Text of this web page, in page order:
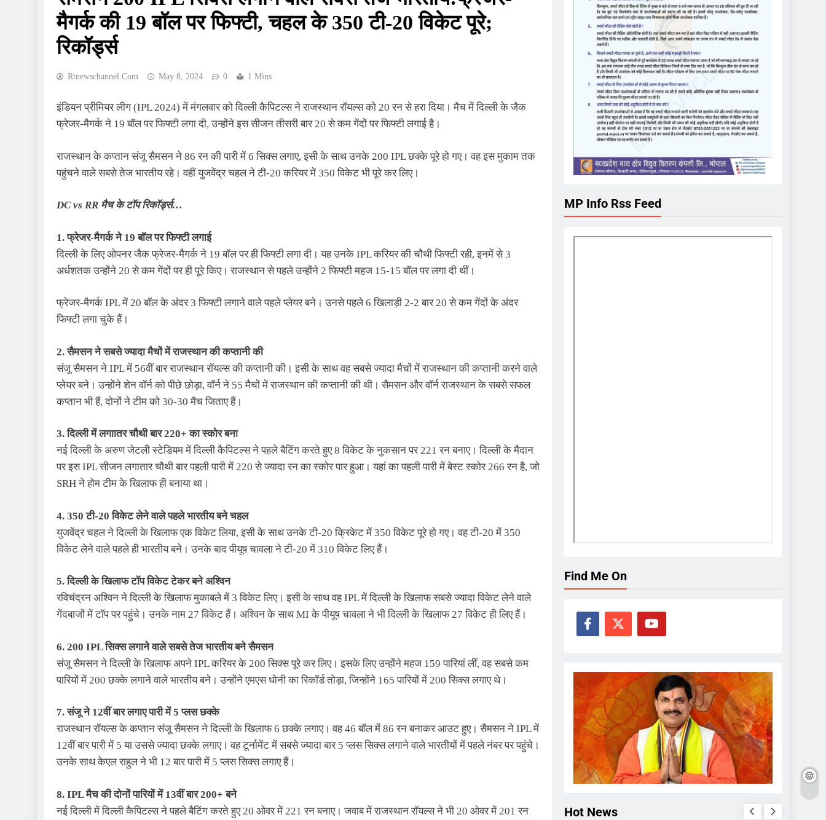
मैगर्क की 19 बॉल पर फिफ्टी, चहल के 350 टी-20 विकेट पूरे;
रिकॉर्ड्स
Rtnewschannel.com May 8, 2024 0 1 Mins
इंडियन प्रीमियर लीग (IPL 2024) में मंगलवार को दिल्ली कैपिटल्स ने राजस्थान रॉयल्स को 20 रन से हरा दिया। मैच में दिल्ली के जैक
फ्रेजर-मैगर्क ने 19 बॉल पर फिफ्टी लगा दी, उन्होंने इस सीजन तीसरी बार 20 से कम गेंदों पर फिफ्टी लगाई है।
राजस्थान के कप्तान संजू सैमसन ने 86 रन की पारी में 6 सिक्स लगाए, इसी के साथ उनके 200 IPL छक्के पूरे हो गए। वह इस मुकाम तक
पहुंचने वाले सबसे तेज भारतीय रहे। वहीं युजवेंद्र चहल ने टी-20 करियर में 350 विकेट भी पूरे कर लिए।
DC vs RR मैच के टॉप रिकॉर्ड्स…
1. फ्रेजर-मैगर्क ने 19 बॉल पर फिफ्टी लगाई
दिल्ली के लिए ओपनर जैक फ्रेजर-मैगर्क ने 19 बॉल पर ही फिफ्टी लगा दी। यह उनके IPL करियर की चौथी फिफ्टी रही, इनमें से 3
अर्धशतक उन्होंने 20 से कम गेंदों पर ही पूरे किए। राजस्थान से पहले उन्होंने 2 फिफ्टी महज 15-15 बॉल पर लगा दी थीं।
फ्रेजर-मैगर्क IPL में 20 बॉल के अंदर 3 फिफ्टी लगाने वाले पहले प्लेयर बने। उनसे पहले 6 खिलाड़ी 2-2 बार 20 से कम गेंदों के अंदर
फिफ्टी लगा चुके हैं।
2. सैमसन ने सबसे ज्यादा मैचों में राजस्थान की कप्तानी की
संजू सैमसन ने IPL में 56वीं बार राजस्थान रॉयल्स की कप्तानी की। इसी के साथ वह सबसे ज्यादा मैचों में राजस्थान की कप्तानी करने वाले
प्लेयर बने। उन्होंने शेन वॉर्न को पीछे छोड़ा, वॉर्न ने 55 मैचों में राजस्थान की कप्तानी की थी। सैमसन और वॉर्न राजस्थान के सबसे सफल
कप्तान भी हैं, दोनों ने टीम को 30-30 मैच जिताए हैं।
3. दिल्ली में लगाातर चौथी बार 220+ का स्कोर बना
नई दिल्ली के अरुण जेटली स्टेडियम में दिल्ली कैपिटल्स ने पहले बैटिंग करते हुए 8 विकेट के नुकसान पर 221 रन बनाए। दिल्ली के मैदान
पर इस IPL सीजन लगातार चौथी बार पहली पारी में 220 से ज्यादा रन का स्कोर पार हुआ। यहां का पहली पारी में बेस्ट स्कोर 266 रन है, जो
SRH ने होम टीम के खिलाफ ही बनाया था।
4. 350 टी-20 विकेट लेने वाले पहले भारतीय बने चहल
युजवेंद्र चहल ने दिल्ली के खिलाफ एक विकेट लिया, इसी के साथ उनके टी-20 क्रिकेट में 350 विकेट पूरे हो गए। वह टी-20 में 350
विकेट लेने वाले पहले ही भारतीय बने। उनके बाद पीयूष चावला ने टी-20 में 310 विकेट लिए हैं।
5. दिल्ली के खिलाफ टॉप विकेट टेकर बने अश्विन
रविचंद्रन अश्विन ने दिल्ली के खिलाफ मुकाबले में 3 विकेट लिए। इसी के साथ वह IPL में दिल्ली के खिलाफ सबसे ज्यादा विकेट लेने वाले
गेंदबाजों में टॉप पर पहुंचे। उनके नाम 27 विकेट हैं। अश्विन के साथ MI के पीयूष चावला ने भी दिल्ली के खिलाफ 27 विकेट ही लिए हैं।
6. 200 IPL सिक्स लगाने वाले सबसे तेज भारतीय बने सैमसन
संजू सैमसन ने दिल्ली के खिलाफ अपने IPL करियर के 200 सिक्स पूरे कर लिए। इसके लिए उन्होंने महज 159 पारियां लीं, वह सबसे कम
पारियों में 200 छक्के लगाने वाले भारतीय बने। उन्होंने एमएस धोनी का रिकॉर्ड तोड़ा, जिन्होंने 165 पारियों में 200 सिक्स लगाए थे।
7. संजू ने 12वीं बार लगाए पारी में 5 प्लस छक्के
राजस्थान रॉयल्स के कप्तान संजू सैमसन ने दिल्ली के खिलाफ 6 छक्के लगाए। वह 46 बॉल में 86 रन बनाकर आउट हुए। सैमसन ने IPL में
12वीं बार पारी में 5 या उससे ज्यादा छक्के लगाए। वह टूर्नामेंट में सबसे ज्यादा बार 5 प्लस सिक्स लगाने वाले भारतीयों में पहले नंबर पर पहुंचे।
उनके साथ केएल राहुल ने भी 12 बार पारी में 5 प्लस सिक्स लगाए हैं।
8. IPL मैच की दोनों पारियों में 13वीं बार 200+ बने
नई दिल्ली में दिल्ली कैपिटल्स ने पहले बैटिंग करते हुए 20 ओवर में 221 रन बनाए। जवाब में राजस्थान रॉयल्स ने भी 20 ओवर में 201 रन
MP Info Rss Feed
Find Me On
Hot News